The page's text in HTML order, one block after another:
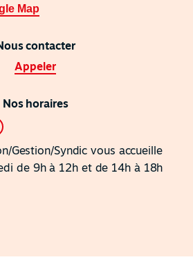
Map
contacter
Appeler
Nos horaires
Gestion/Syndic vous accueille
de 9h à 12h et de 14h à 18h